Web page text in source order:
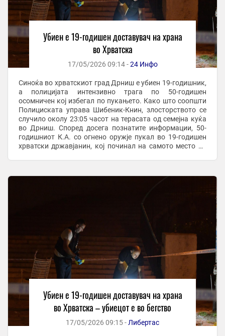
Убиен е 19-годишен доставувач на храна
во Хрватска
17/05/2026 09:14 -24 Инфо
Синоќа во хрватскиот град Дрниш е убиен 19-годишник,
а полицијата интензивно трага по 50-годишен
осомничен кој избегал по пукањето. Како што соопшти
Полициската управа Шибеник-Книн, злосторството се
случило околу 23:05 часот на терасата од семејна куќа
во Дрниш. Според досега познатите информации, 50-
годишниот К.А. со огнено оружје пукал во 19-годишен
хрватски државјанин, кој починал на самото место од
Убиен е 19-годишен доставувач на храна
во Хрватска – убиецот е во бегство
17/05/2026 09:15 - Либертас